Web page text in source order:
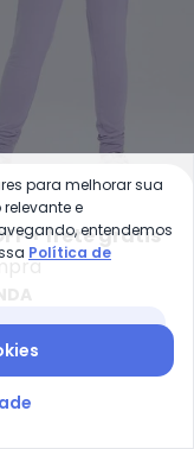
Jogger Cirre
Legging Infantil
Avulsa (Lilás)
R$ 99,90
+ frete grátis
para melhorar sua
e
entendemos
Política de